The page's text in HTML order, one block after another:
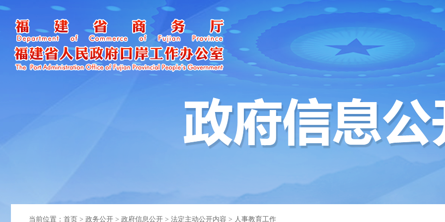
当前位置： 首页 > 政务公开 > 政府信息公开 > 法定主动公开内容 > 人事教育工作